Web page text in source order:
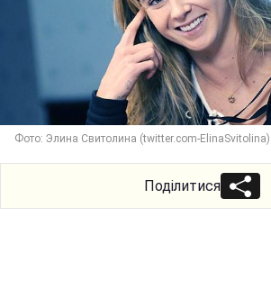
Фото: Элина Свитолина (twitter.com-ElinaSvitolina)
Поділитися